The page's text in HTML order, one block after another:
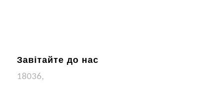
Завітайте до нас
18036,